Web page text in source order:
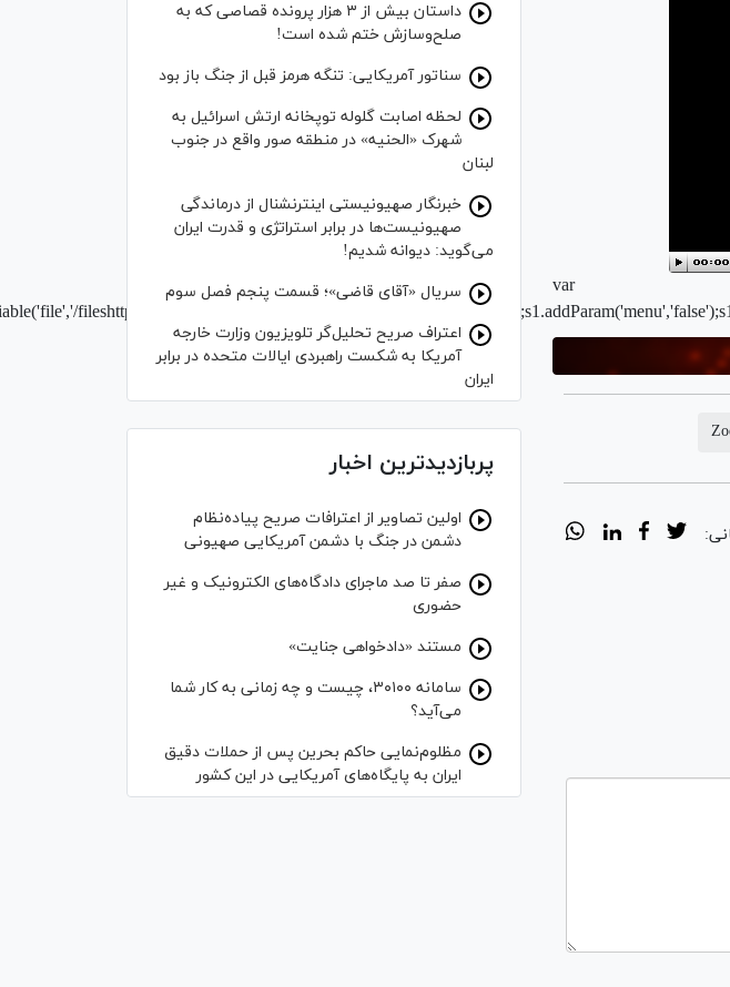
fileshttps://www.mizan.news/news/1394/6/18/
داستان بیش از ۳ هزار پرونده قصاصی که به
صلح‌وسازش ختم شده است!
سناتور آمریکایی: تنگه هرمز قبل از جنگ باز بود
لحظه اصابت گلوله توپخانه ارتش اسرائیل به
شهرک «الحنیه» در منطقه صور واقع در جنوب
لبنان
خبرنگار صهیونیستی اینترنشنال از درماندگی
صهیونیست‌ها در برابر استراتژی و قدرت ایران
می‌گوید: دیوانه شدیم!
سریال «آقای قاضی»؛ قسمت پنجم فصل سوم
اعتراف صریح تحلیل‌گر تلویزیون وزارت خارجه
آمریکا به شکست راهبردی ایالات متحده در برابر
ایران
پربازدیدترین اخبار
اولین تصاویر از اعترافات صریح پیاده‌نظام‌
دشمن در جنگ با دشمن آمریکایی صهیونی
صفر تا صد ماجرای دادگاه‌های الکترونیک و غیر
حضوری
مستند «دادخواهی جنایت»
سامانه ۳۰۱۰۰، چیست و چه زمانی به کار شما
می‌آید؟
مظلوم‌نمایی حاکم بحرین پس از حملات دقیق
ایران به پایگاه‌های آمریکایی در این کشور